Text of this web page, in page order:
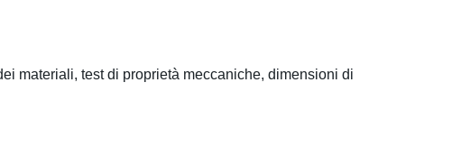
materiali, test di proprietà meccaniche, dimensioni di